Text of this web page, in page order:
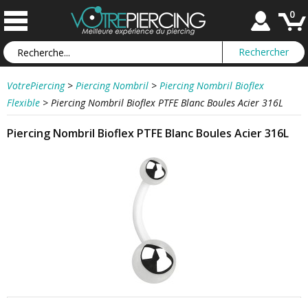
0
VotrePiercing > Piercing Nombril > Piercing Nombril Bioflex
Flexible > Piercing Nombril Bioflex PTFE Blanc Boules Acier 316L
Piercing Nombril Bioflex PTFE Blanc Boules Acier 316L